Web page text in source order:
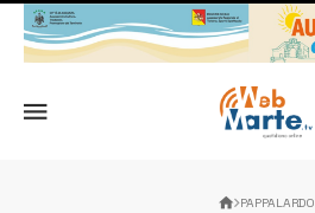
PAPPALARDO